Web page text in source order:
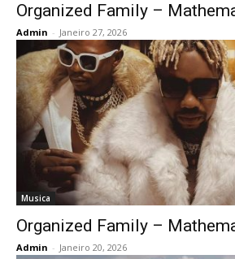
Organized Family –
Admin - Janeiro 27, 2026
Musica
Organized Family –
Admin - Janeiro 20, 2026